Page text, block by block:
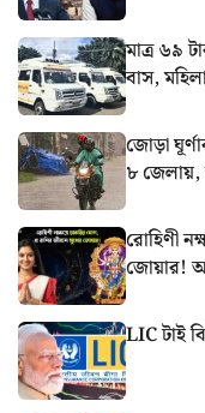
মাত্র ৬৯
বাস,
জোড়া
৮
রোহিণী
জোয়ার!
LIC টাই